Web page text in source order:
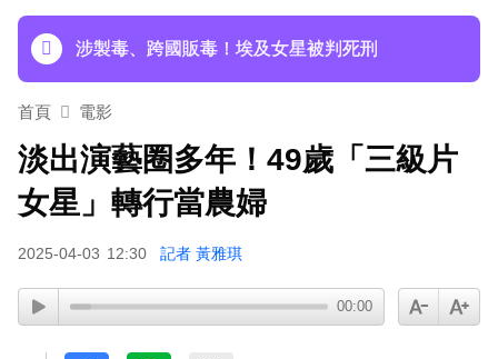
涉製毒、跨國販毒！埃及女星被判死刑
美國抗癌網紅拒安寧！家屬證實死訊 得年26歲
下載東森App，隨時掌握天下大小事！
《半澤直樹》男星宣布再婚！迎新生命雙喜臨門
首頁 電影
淡出演藝圈多年！49歲「三級片
女星」轉行當農婦
2025-04-03 12:30 記者 黃雅琪
00:00